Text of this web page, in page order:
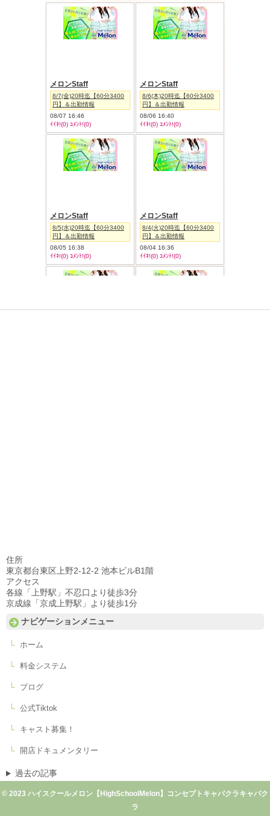
住所
東京都台東区上野2-12-2 池本ビルB1階
アクセス
各線「上野駅」不忍口より徒歩3分
京成線「京成上野駅」より徒歩1分
ナビゲーションメニュー
ホーム
料金システム
ブログ
公式Tiktok
キャスト募集！
開店ドキュメンタリー
過去の記事
© 2023 ハイスクールメロン【HighSchoolMelon】コンセプトキャバクラキャバク
ラ